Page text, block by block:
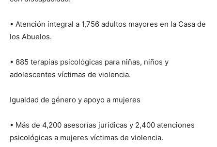
• Atención integral a 1,756 adultos mayores en la Casa de
los Abuelos.
• 885 terapias psicológicas para niñas, niños y
adolescentes víctimas de violencia.
Igualdad de género y apoyo a mujeres
• Más de 4,200 asesorías jurídicas y 2,400 atenciones
psicológicas a mujeres víctimas de violencia.